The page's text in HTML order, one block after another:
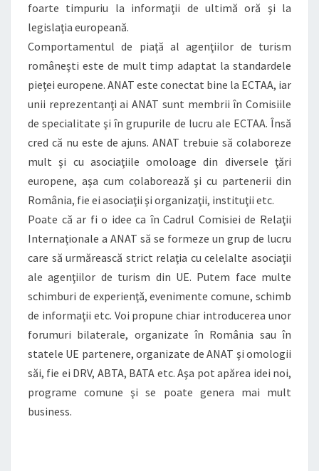
foarte timpuriu la informaţii de ultimă oră şi la
legislaţia europeană.
Comportamentul de piaţă al agenţiilor de turism
româneşti este de mult timp adaptat la standardele
pieţei europene. ANAT este conectat bine la ECTAA, iar
unii reprezentanţi ai ANAT sunt membrii în Comisiile
de specialitate şi în grupurile de lucru ale ECTAA. Însă
cred că nu este de ajuns. ANAT trebuie să colaboreze
mult şi cu asociaţiile omoloage din diversele ţări
europene, aşa cum colaborează şi cu partenerii din
România, fie ei asociaţii şi organizaţii, instituţii etc.
Poate că ar fi o idee ca în Cadrul Comisiei de Relaţii
Internaţionale a ANAT să se formeze un grup de lucru
care să urmărească strict relaţia cu celelalte asociaţii
ale agenţiilor de turism din UE. Putem face multe
schimburi de experienţă, evenimente comune, schimb
de informaţii etc. Voi propune chiar introducerea unor
forumuri bilaterale, organizate în România sau în
statele UE partenere, organizate de ANAT şi omologii
săi, fie ei DRV, ABTA, BATA etc. Aşa pot apărea idei noi,
programe comune şi se poate genera mai mult
business.